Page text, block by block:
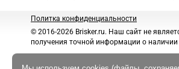
Политка конфиденциальности
© 2016-2026 Brisker.ru. Наш сайт не
получения точной информации о